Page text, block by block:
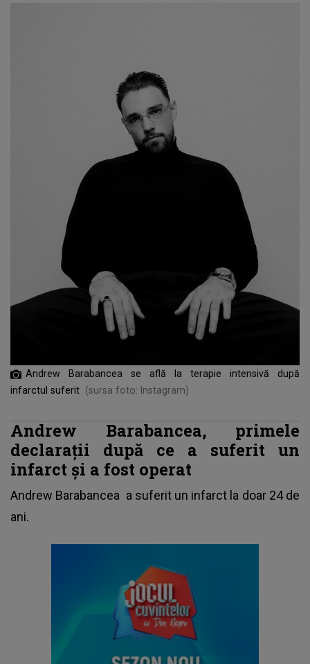
Andrew Barabancea se află la terapie intensivă după
infarctul suferit (sursa foto: Instagram)
Andrew Barabancea, primele
declarații după ce a suferit un
infarct și a fost operat
Andrew Barabancea a suferit un infarct la doar 24 de
ani.